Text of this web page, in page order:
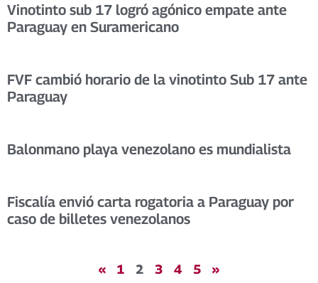
Vinotinto sub 17 logró agónico empate ante
Paraguay en Suramericano
FVF cambió horario de la vinotinto Sub 17 ante
Paraguay
Balonmano playa venezolano es mundialista
Fiscalía envió carta rogatoria a Paraguay por
caso de billetes venezolanos
« 1 2 3 4 5 »